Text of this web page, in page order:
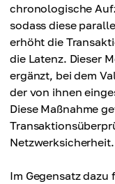
chronologische
sodass diese
erhöht die
die Latenz. Dieser
ergänzt, bei dem
der von ihnen
Diese Maßnahme
Netzwerksicherheit.
Im Gegensatz